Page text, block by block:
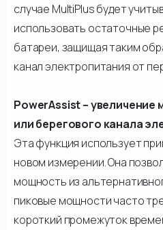
случае MultiPlus будет
использовать остаточные
батареи, защищая таким
канал электропитания от
PowerAssist –
или берегового канала
Эта функция использует
новом измерении. Она
мощность из
пиковые мощности часто
короткий промежуток